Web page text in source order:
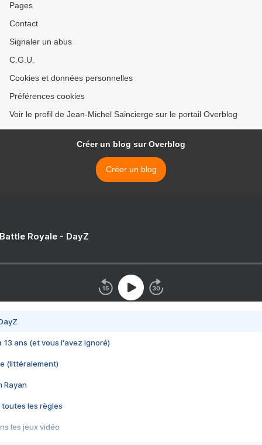
Pages
Contact
Signaler un abus
C.G.U.
Cookies et données personnelles
Préférences cookies
Voir le profil de Jean-Michel Saincierge sur le portail Overblog
Créer un blog sur Overblog
Créer un blog
Royale - DayZ
13 ans (et vous l'avez ignoré)
(littéralement)
Rayan
toutes les règles
les jeux vidéo